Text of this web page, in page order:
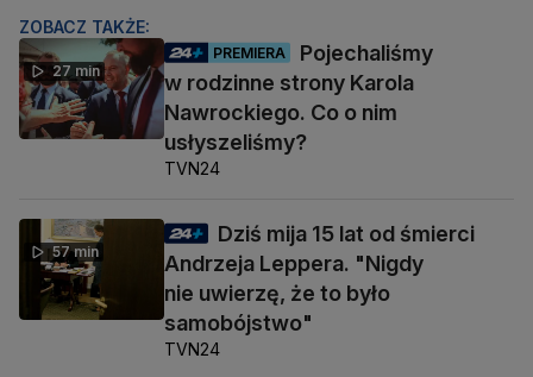
ZOBACZ TAKŻE:
27 min
PREMIERA
Pojechaliśmy
w rodzinne strony Karola
Nawrockiego. Co o nim
usłyszeliśmy?
TVN24
57 min
Dziś mija 15 lat od śmierci
Andrzeja Leppera. "Nigdy
nie uwierzę, że to było
samobójstwo"
TVN24